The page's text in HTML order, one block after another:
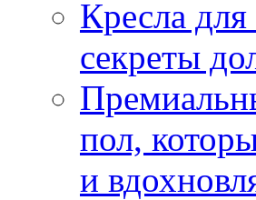
Кресла
секреты
пол,
и